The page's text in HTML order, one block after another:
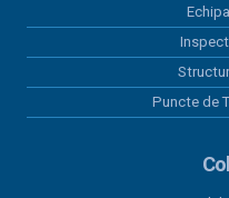
Puncte de